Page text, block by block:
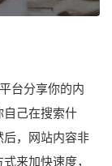
台分享你的内
己在搜索什
，网站内容非
来加快速度，